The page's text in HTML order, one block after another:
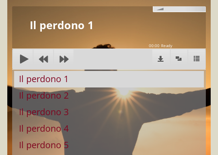
Il perdono 1
00:00 Ready
Il perdono 1
Il perdono 2
Il perdono 3
Il perdono 4
Il perdono 5